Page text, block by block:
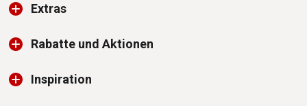
Extras
Rabatte und Aktionen
Inspiration